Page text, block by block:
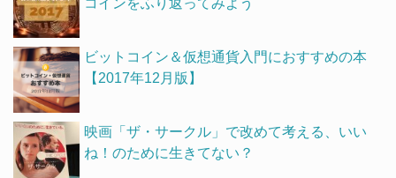
ビットコイン＆仮想通貨入門におすすめの本
【2017年12月版】
映画「ザ・サークル」で改めて考える、いい
ね！のために生きてない？